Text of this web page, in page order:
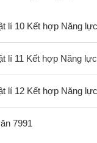
lí 10 Kết hợp Năng
lí 11 Kết hợp Năng
lí 12 Kết hợp Năng
7991